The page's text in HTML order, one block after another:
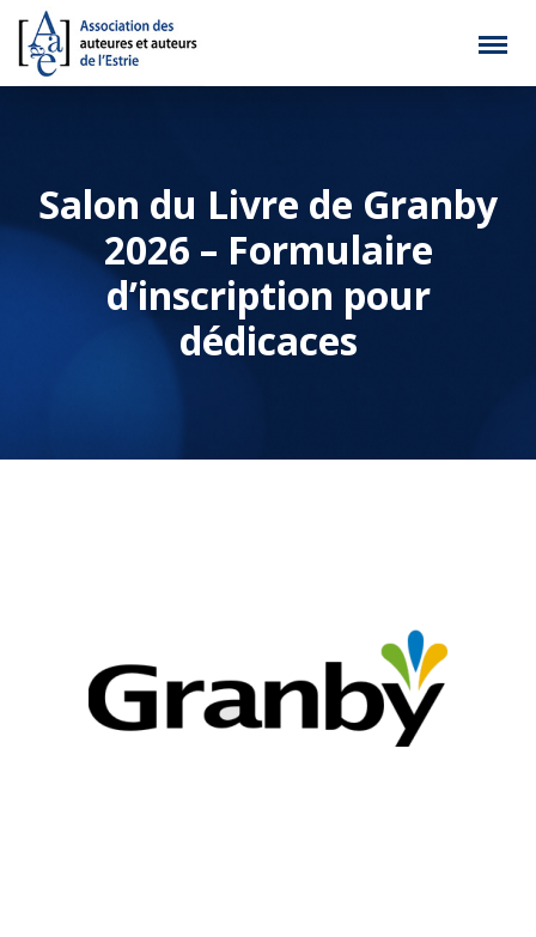
Salon du Livre de Granby
2026 – Formulaire
d’inscription pour
dédicaces